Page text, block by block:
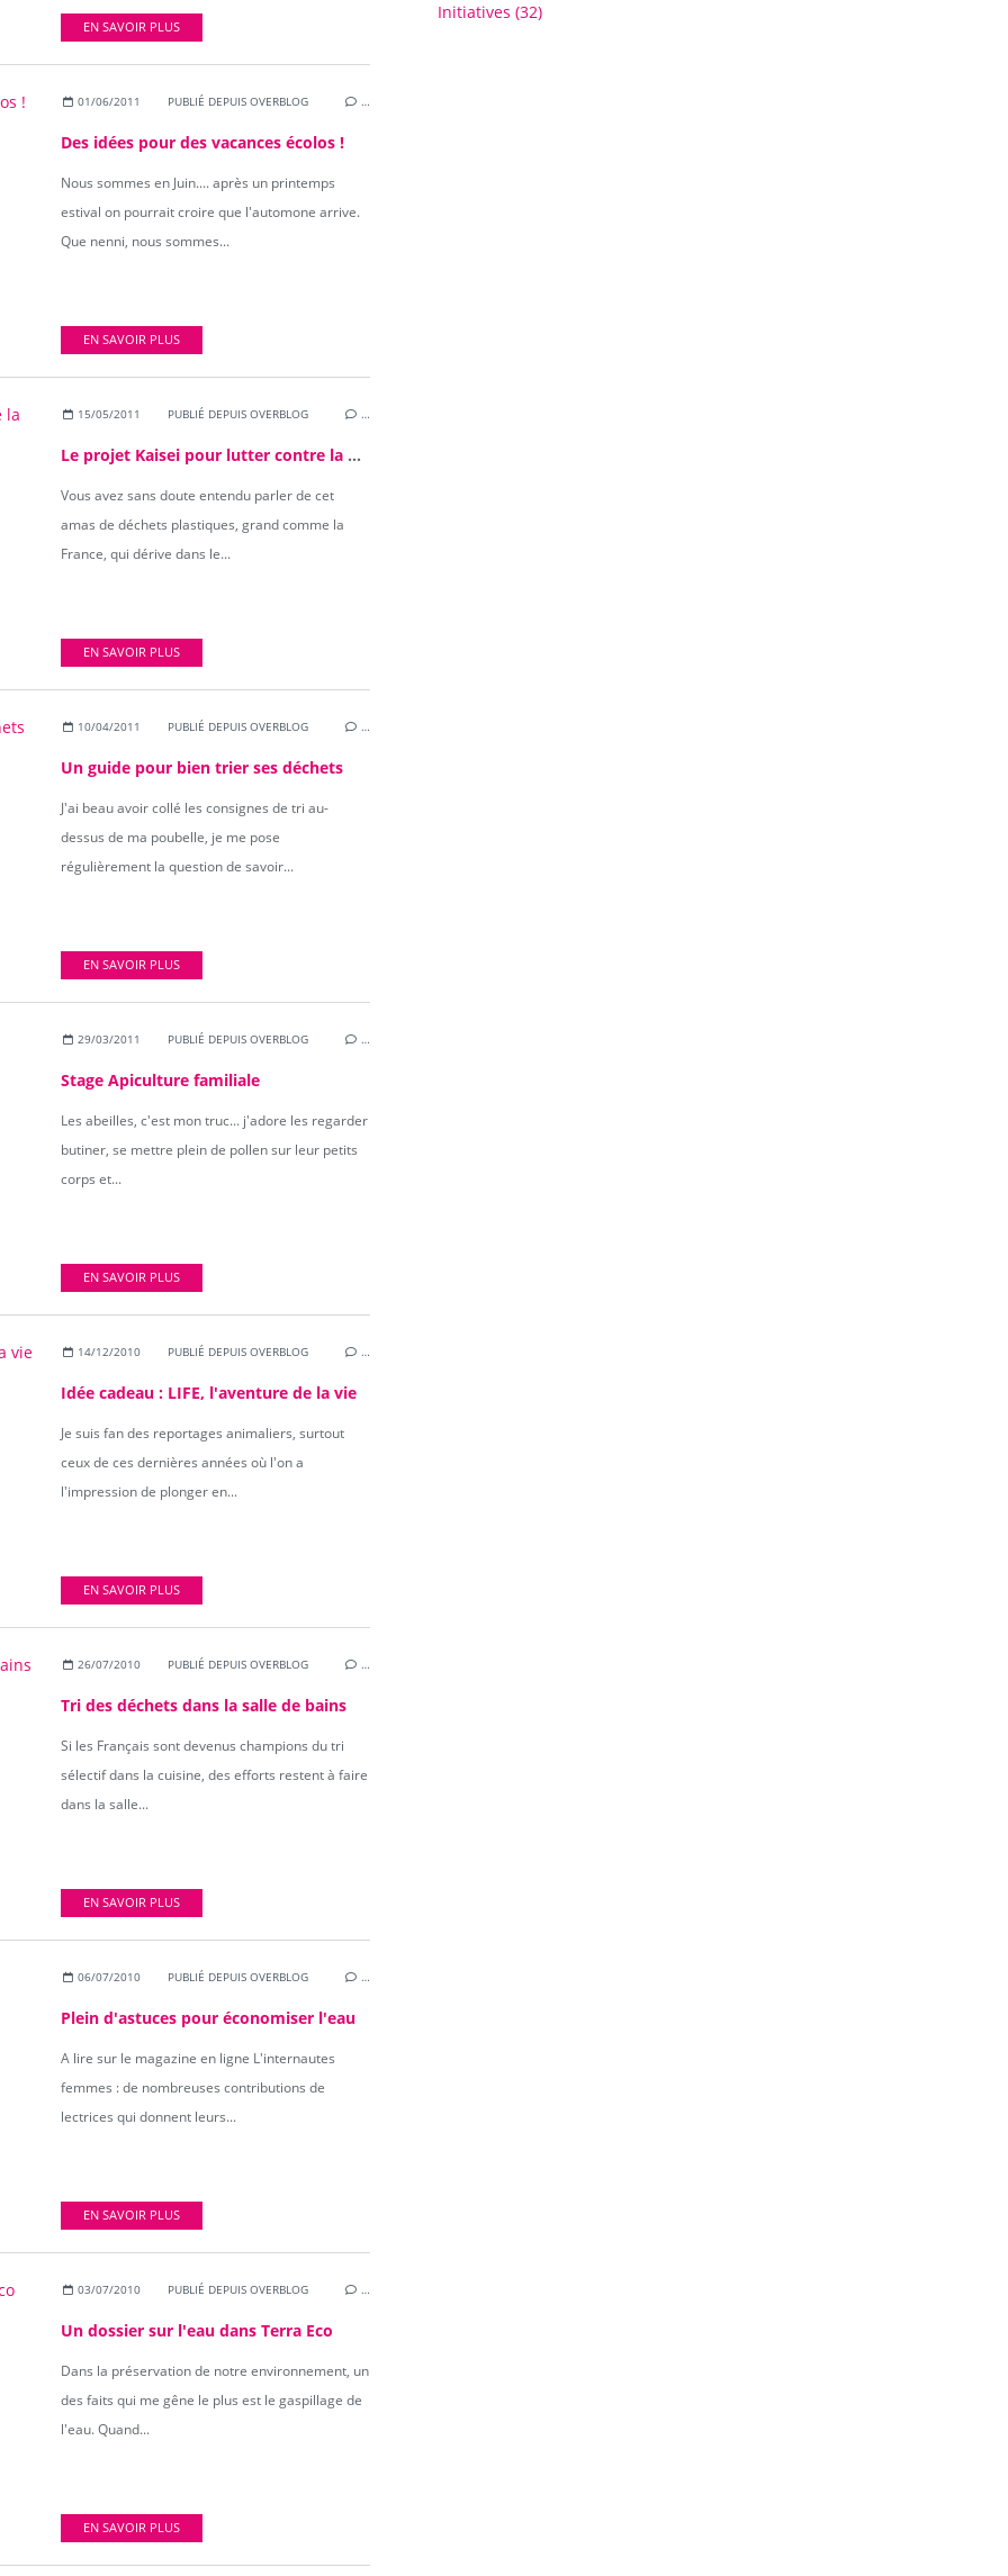
EN SAVOIR PLUS
01/06/2011 PUBLIÉ DEPUIS OVERBLOG …
Des idées pour des vacances écolos !
Nous sommes en Juin.... après un printemps
estival on pourrait croire que l'automone arrive.
Que nenni, nous sommes...
EN SAVOIR PLUS
15/05/2011 PUBLIÉ DEPUIS OVERBLOG …
Le projet Kaisei pour lutter contre la pollution marine
Vous avez sans doute entendu parler de cet
amas de déchets plastiques, grand comme la
France, qui dérive dans le...
EN SAVOIR PLUS
10/04/2011 PUBLIÉ DEPUIS OVERBLOG …
Un guide pour bien trier ses déchets
J'ai beau avoir collé les consignes de tri au-
dessus de ma poubelle, je me pose
régulièrement la question de savoir...
EN SAVOIR PLUS
29/03/2011 PUBLIÉ DEPUIS OVERBLOG …
Stage Apiculture familiale
Les abeilles, c'est mon truc... j'adore les regarder
butiner, se mettre plein de pollen sur leur petits
corps et...
EN SAVOIR PLUS
14/12/2010 PUBLIÉ DEPUIS OVERBLOG …
Idée cadeau : LIFE, l'aventure de la vie
Je suis fan des reportages animaliers, surtout
ceux de ces dernières années où l'on a
l'impression de plonger en...
EN SAVOIR PLUS
26/07/2010 PUBLIÉ DEPUIS OVERBLOG …
Tri des déchets dans la salle de bains
Si les Français sont devenus champions du tri
sélectif dans la cuisine, des efforts restent à faire
dans la salle...
EN SAVOIR PLUS
06/07/2010 PUBLIÉ DEPUIS OVERBLOG …
Plein d'astuces pour économiser l'eau
A lire sur le magazine en ligne L'internautes
femmes : de nombreuses contributions de
lectrices qui donnent leurs...
EN SAVOIR PLUS
03/07/2010 PUBLIÉ DEPUIS OVERBLOG …
Un dossier sur l'eau dans Terra Eco
Dans la préservation de notre environnement, un
des faits qui me gêne le plus est le gaspillage de
l'eau. Quand...
EN SAVOIR PLUS
Initiatives (32)